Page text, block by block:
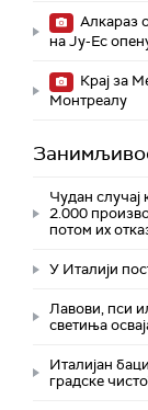
Алкараз
на Ју-Ес
Крај за
Монтреалу
Чудан
2.000
потом их
У Италији
Лавови, пси
светиња
Италијан
градске